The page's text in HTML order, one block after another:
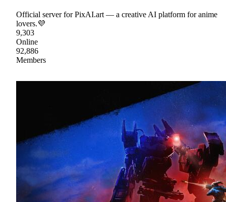
Official server for PixAI.art — a creative AI platform for anime
lovers.💜
9,303
Online
92,886
Members